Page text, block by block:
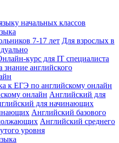
начальных классов
7-17 лет Для взрослых в
курс для IT специалиста
знание английского
к ЕГЭ по английскому онлайн
онлайн Английский для
для начинающих
Английский базового
Английский среднего
уровня